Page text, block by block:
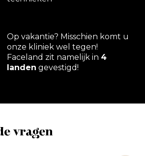
Op vakantie? Misschien komt u
onze kliniek wel tegen!
Faceland zit namelijk in 4
landen gevestigd!
vragen